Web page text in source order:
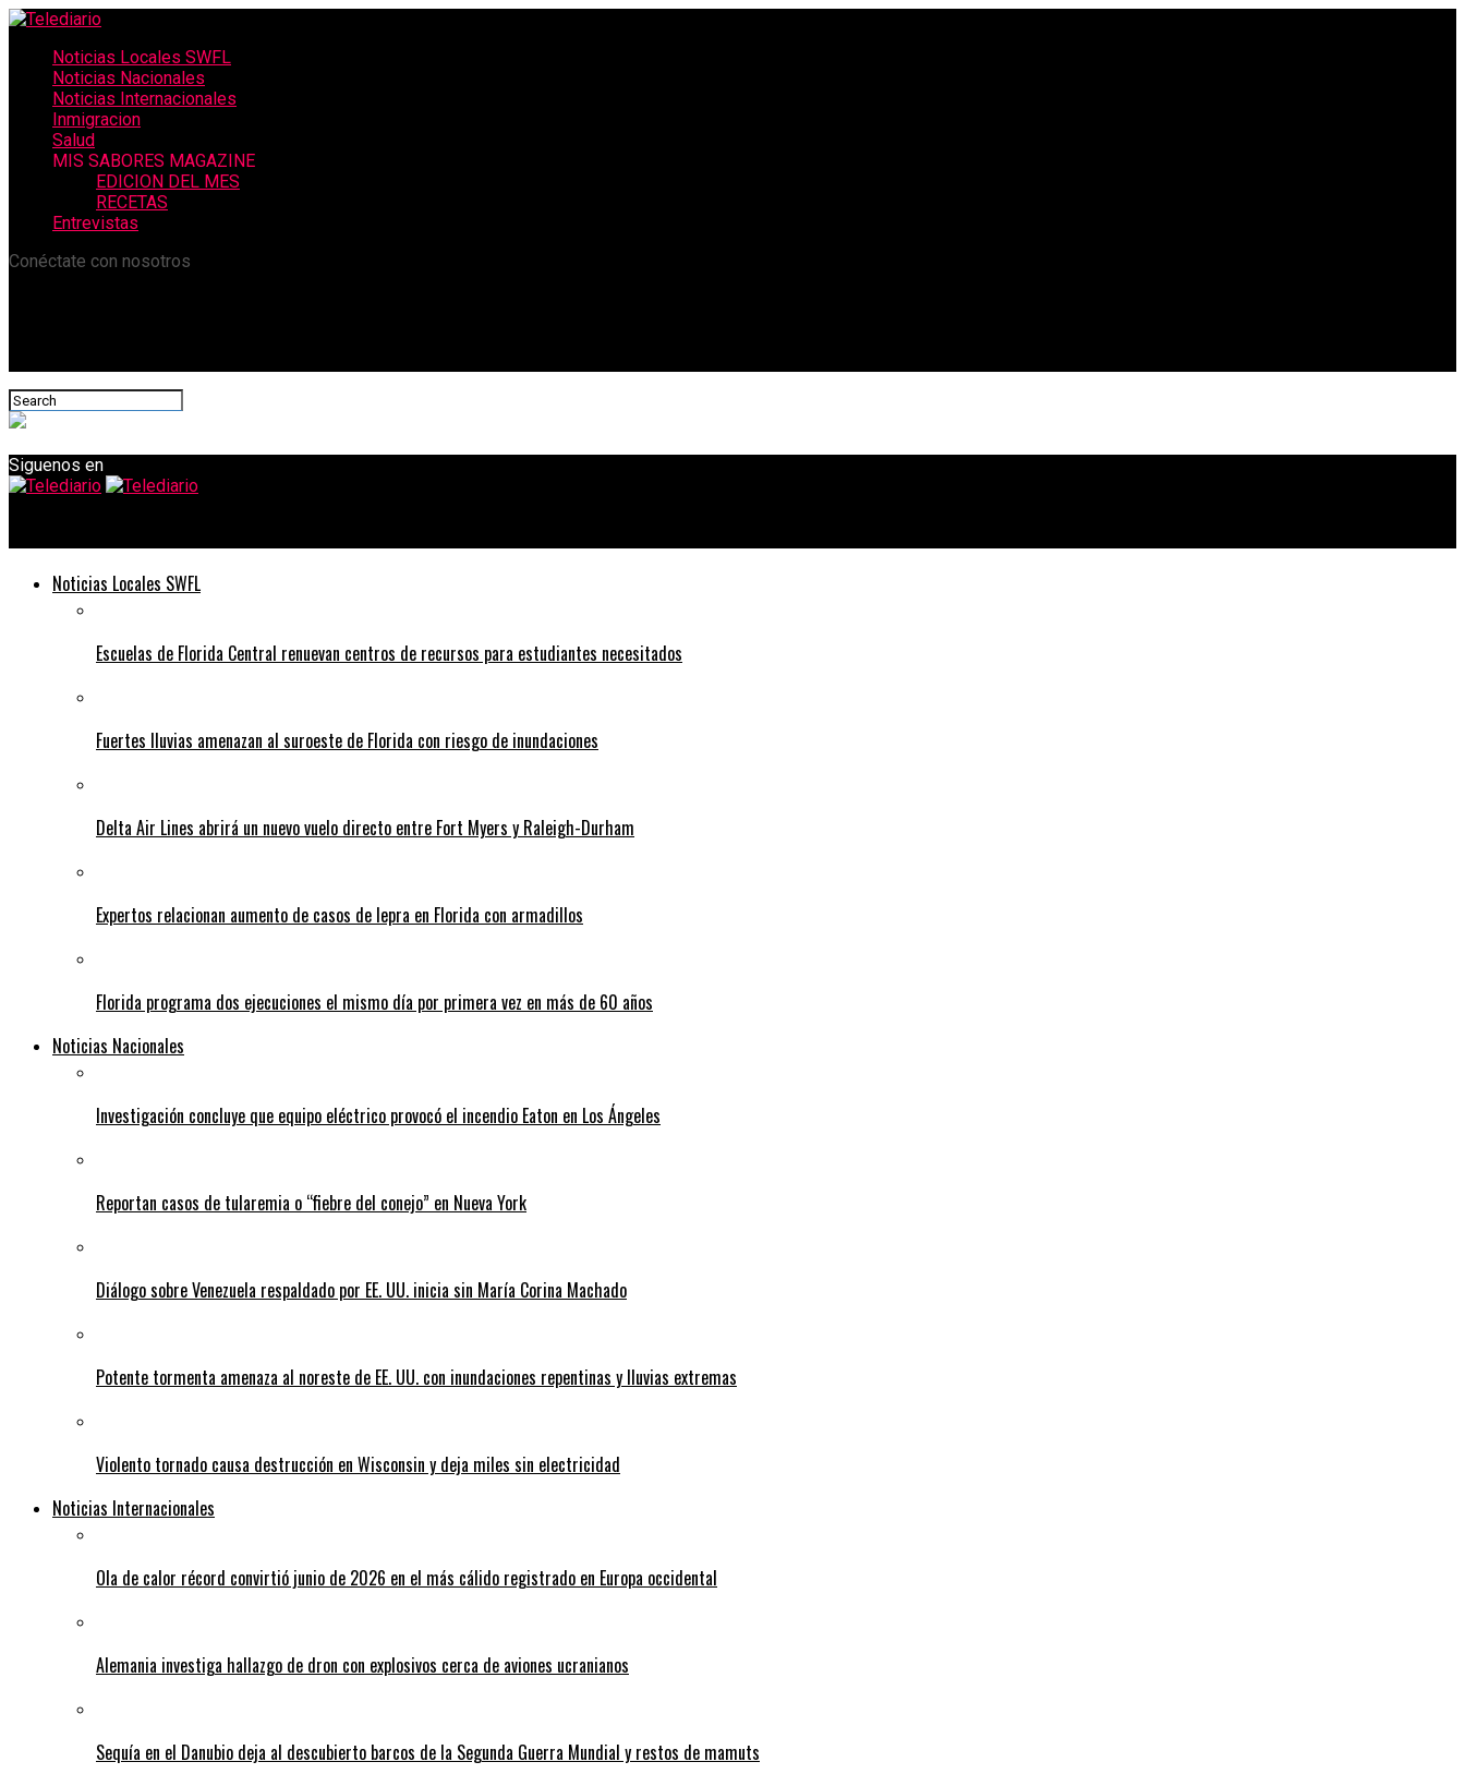
Noticias Locales SWFL
Noticias Nacionales
Noticias Internacionales
Inmigracion
Salud
MIS SABORES MAGAZINE
EDICION DEL MES
RECETAS
Entrevistas
Conéctate con nosotros
Siguenos en
Noticias Locales SWFL
Escuelas de Florida Central renuevan centros de recursos para estudiantes necesitados
Fuertes lluvias amenazan al suroeste de Florida con riesgo de inundaciones
Delta Air Lines abrirá un nuevo vuelo directo entre Fort Myers y Raleigh-Durham
Expertos relacionan aumento de casos de lepra en Florida con armadillos
Florida programa dos ejecuciones el mismo día por primera vez en más de 60 años
Noticias Nacionales
Investigación concluye que equipo eléctrico provocó el incendio Eaton en Los Ángeles
Reportan casos de tularemia o “fiebre del conejo” en Nueva York
Diálogo sobre Venezuela respaldado por EE. UU. inicia sin María Corina Machado
Potente tormenta amenaza al noreste de EE. UU. con inundaciones repentinas y lluvias extremas
Violento tornado causa destrucción en Wisconsin y deja miles sin electricidad
Noticias Internacionales
Ola de calor récord convirtió junio de 2026 en el más cálido registrado en Europa occidental
Alemania investiga hallazgo de dron con explosivos cerca de aviones ucranianos
Sequía en el Danubio deja al descubierto barcos de la Segunda Guerra Mundial y restos de mamuts